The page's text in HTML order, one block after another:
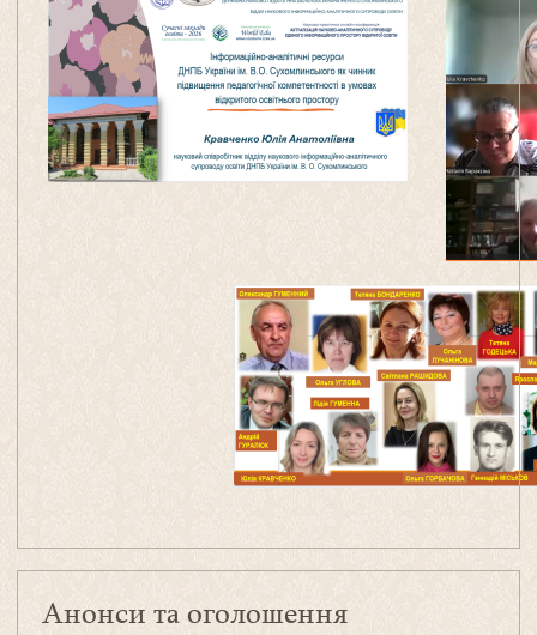
Анонси та оголошення